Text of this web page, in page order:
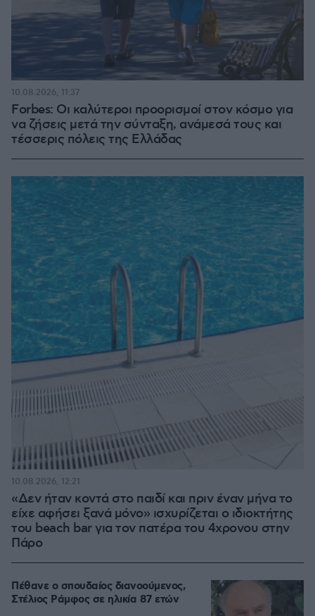
Forbes: Οι καλύτεροι προορισμοί στον κόσμο για
να ζήσεις μετά την σύνταξη, ανάμεσά τους και
τέσσερις πόλεις της Ελλάδας
10.08.2026, 11:37
«Δεν ήταν κοντά στο παιδί και πριν έναν μήνα το
είχε αφήσει ξανά μόνο» ισχυρίζεται ο ιδιοκτήτης
του beach bar για τον πατέρα του 4χρονου στην
Πάρο
10.08.2026, 12:21
Πέθανε ο σπουδαίος διανοούμενος,
Στέλιος Ράμφος σε ηλικία 87 ετών